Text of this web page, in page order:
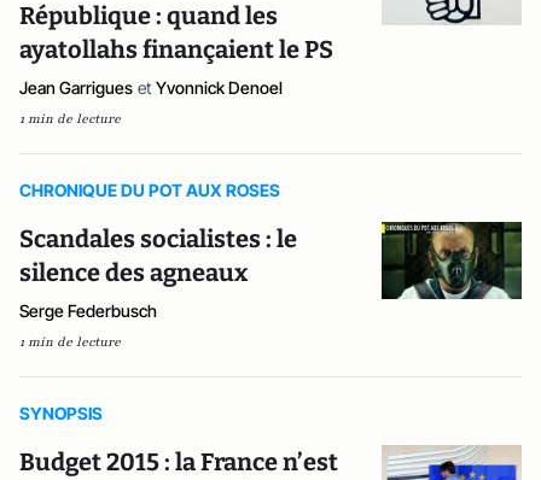
République : quand les
ayatollahs finançaient le PS
Jean Garrigues et Yvonnick Denoel
1 min de lecture
CHRONIQUE DU POT AUX ROSES
Scandales socialistes : le
silence des agneaux
Serge Federbusch
1 min de lecture
SYNOPSIS
Budget 2015 : la France n’est